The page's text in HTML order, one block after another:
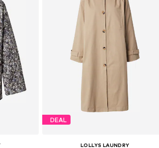
DEAL
LOLLYS LAUNDRY